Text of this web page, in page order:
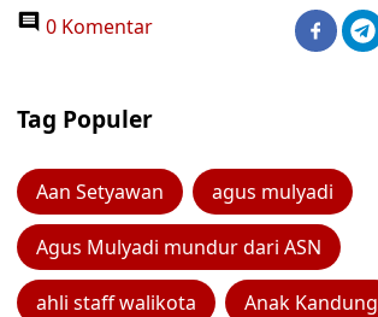
0 Komentar
Tag Populer
Aan Setyawan agus mulyadi
Agus Mulyadi mundur dari ASN
ahli staff walikota Anak Kandung